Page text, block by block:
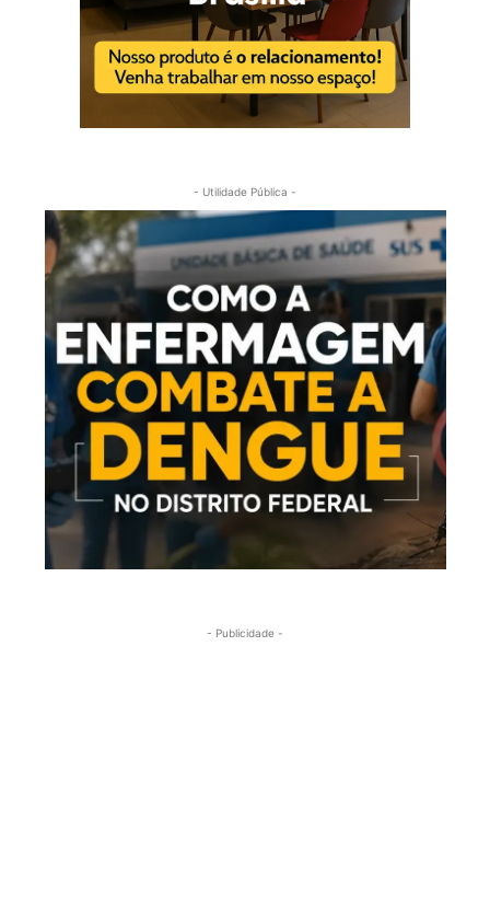
- Utilidade Pública -
- Publicidade -